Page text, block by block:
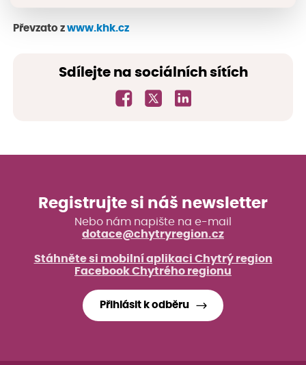
Převzato z www.khk.cz
Sdílejte na sociálních sítích
Registrujte si náš newsletter
Nebo nám napište na e-mail
dotace@chytryregion.cz
Stáhněte si mobilní aplikaci Chytrý region
Facebook Chytrého regionu
Přihlásit k odběru